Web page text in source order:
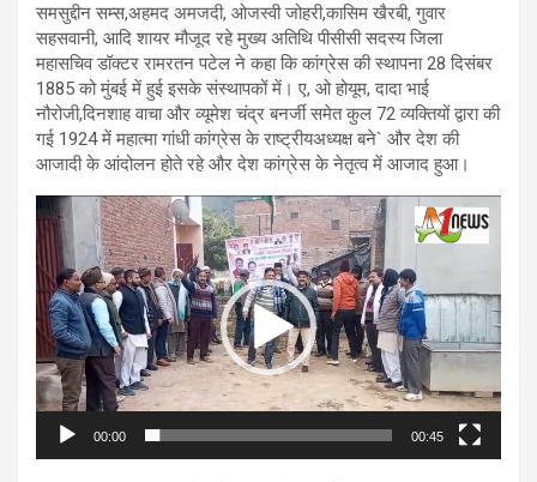
समसुद्दीन सम्स,अहमद अमजदी, ओजस्वी जोहरी,कासिम खैरबी, गुवार
सहसवानी, आदि शायर मौजूद रहे मुख्य अतिथि पीसीसी सदस्य जिला
महासचिव डॉक्टर रामरतन पटेल ने कहा कि कांग्रेस की स्थापना 28 दिसंबर
1885 को मुंबई में हुई इसके संस्थापकों में। ए, ओ होयूम, दादा भाई
नौरोजी,दिनशाह वाचा और व्यूमेश चंद्र बनर्जी समेत कुल 72 व्यक्तियों द्वारा की
गई 1924 में महात्मा गांधी कांग्रेस के राष्ट्रीयअध्यक्ष बने` और देश की
आजादी के आंदोलन होते रहे और देश कांग्रेस के नेतृत्व में आजाद हुआ।
Video
Player
00:00 00:45